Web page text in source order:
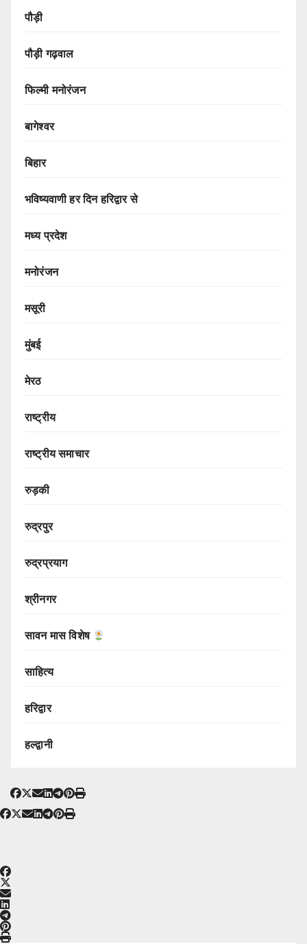
पौड़ी
पौड़ी गढ़वाल
फिल्मी मनोरंजन
बागेश्वर
बिहार
भविष्यवाणी हर दिन हरिद्वार से
मध्य प्रदेश
मनोरंजन
मसूरी
मुंबई
मेरठ
राष्ट्रीय
राष्ट्रीय समाचार
रुड़की
रुद्रपुर
रुद्रप्रयाग
श्रीनगर
सावन मास विशेष
साहित्य
हरिद्वार
हल्द्वानी